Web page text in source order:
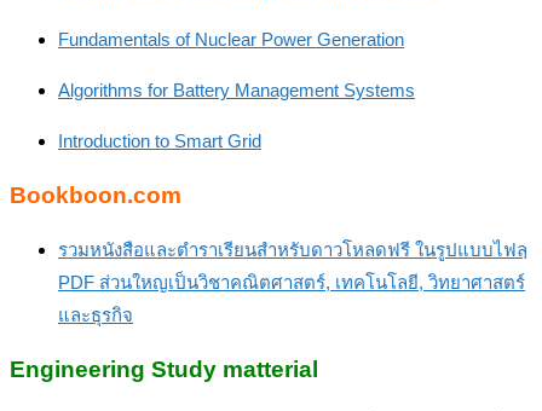
Fundamentals of Nuclear Power Generation
Algorithms for Battery Management Systems
Introduction to Smart Grid
Bookboon.com
รวมหนังสือและตำราเรียนสำหรับดาวโหลดฟรี ในรูปแบบไฟลฺ
PDF ส่วนใหญเป็นวิชาคณิตศาสตร์, เทคโนโลยี, วิทยาศาสตร์
และธุรกิจ
Engineering Study matterial